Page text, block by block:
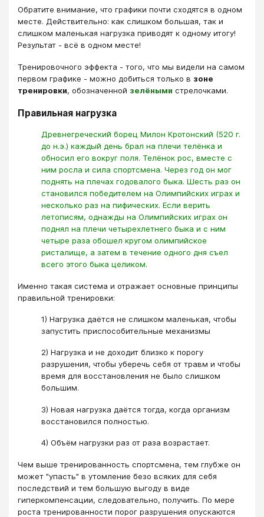
Обратите внимание, что графики почти сходятся в одном
месте. Действительно: как слишком большая, так и
слишком маленькая нагрузка приводят к одному итогу!
Результат - всё в одном месте!
Тренировочного эффекта - того, что мы видели на самом
первом графике - можно добиться только в зоне
тренировки, обозначенной зелёными стрелочками.
Правильная нагрузка
Древнегреческий борец Милон Кротонский (520 г.
до н.э.) каждый день брал на плечи телёнка и
обносил его вокруг поля. Телёнок рос, вместе с
ним росла и сила спортсмена. Через год он мог
поднять на плечах годовалого быка. Шесть раз он
становился победителем на Олимпийских играх и
несколько раз на пифических. Если верить
летописям, однажды на Олимпийских играх он
поднял на плечи четырехлетнего быка и с ним
четыре раза обошел кругом олимпийское
ристалище, а затем в течение одного дня съел
всего этого быка целиком.
Именно такая система и отражает основные принципы
правильной тренировки:
1) Нагрузка даётся не слишком маленькая, чтобы
запустить приспособительные механизмы
2) Нагрузка и не доходит близко к порогу
разрушения, чтобы уберечь себя от травм и чтобы
время для восстановления не было слишком
большим.
3) Новая нагрузка даётся тогда, когда организм
восстановился полностью.
4) Объём нагрузки раз от раза возрастает.
Чем выше тренированность спортсмена, тем глубже он
может "упасть" в утомление безо всяких для себя
последствий и тем большую выгоду в виде
гиперкомпенсации, следовательно, получить. По мере
роста тренированности порог разрушения опускаются